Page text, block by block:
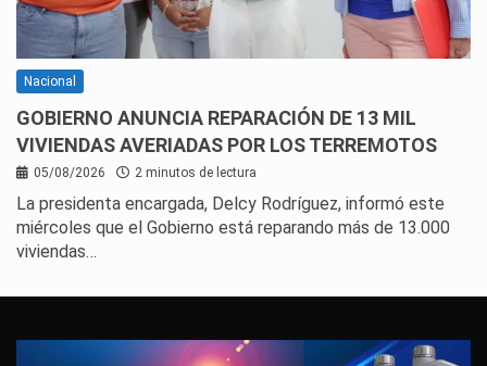
Nacional
GOBIERNO ANUNCIA REPARACIÓN DE 13 MIL
VIVIENDAS AVERIADAS POR LOS TERREMOTOS
05/08/2026 2 minutos de lectura
La presidenta encargada, Delcy Rodríguez, informó este
miércoles que el Gobierno está reparando más de 13.000
viviendas…